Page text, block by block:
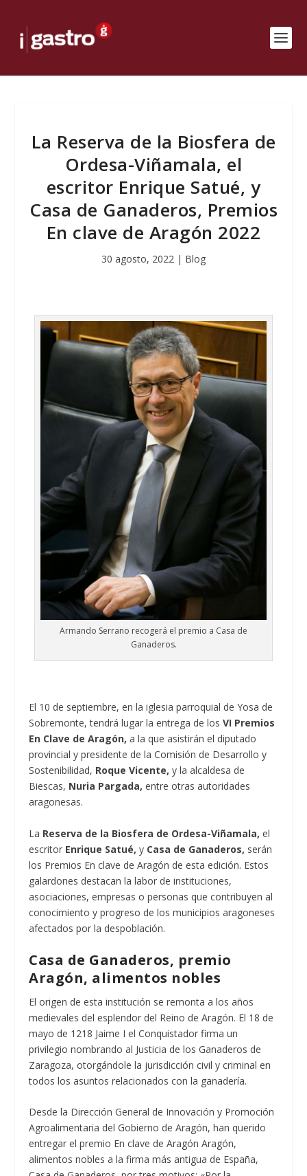
La Reserva de la Biosfera de
Ordesa-Viñamala, el
escritor Enrique Satué, y
Casa de Ganaderos, Premios
En clave de Aragón 2022
30 agosto, 2022 | Blog
Armando Serrano recogerá el premio a Casa de
Ganaderos.
El 10 de septiembre, en la iglesia parroquial de Yosa de
Sobremonte, tendrá lugar la entrega de losVI Premios
En Clave de Aragón, a la que asistirán el diputado
provincial y presidente de la Comisión de Desarrollo y
Sostenibilidad, Roque Vicente, y la alcaldesa de
Biescas, Nuria Pargada, entre otras autoridades
aragonesas.
La Reserva de la Biosfera de Ordesa-Viñamala, el
escritor Enrique Satué, y Casa de Ganaderos, serán
los Premios En clave de Aragón de esta edición. Estos
galardones destacan la labor de instituciones,
asociaciones, empresas o personas que contribuyen al
conocimiento y progreso de los municipios aragoneses
afectados por la despoblación.
Casa de Ganaderos, premio
Aragón, alimentos nobles
El origen de esta institución se remonta a los años
medievales del esplendor del Reino de Aragón. El 18 de
mayo de 1218 Jaime I el Conquistador firma un
privilegio nombrando al Justicia de los Ganaderos de
Zaragoza, otorgándole la jurisdicción civil y criminal en
todos los asuntos relacionados con la ganadería.
Desde la Dirección General de Innovación y Promoción
Agroalimentaria del Gobierno de Aragón, han querido
entregar el premio En clave de Aragón Aragón,
alimentos nobles a la firma más antigua de España,